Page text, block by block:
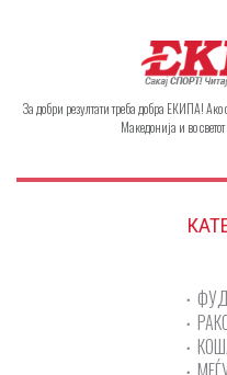
За добри резултати треба добра ЕКИПА! Ако
Македонија и во